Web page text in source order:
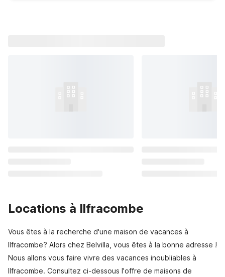
Locations à Ilfracombe
Vous êtes à la recherche d'une maison de vacances à
Ilfracombe? Alors chez Belvilla, vous êtes à la bonne adresse !
Nous allons vous faire vivre des vacances inoubliables à
Ilfracombe. Consultez ci-dessous l'offre de maisons de